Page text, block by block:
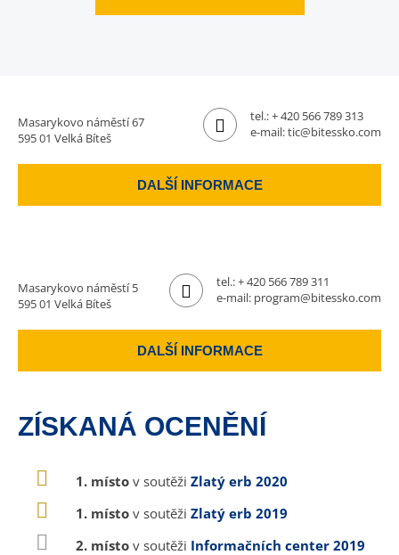
Masarykovo náměstí 67
595 01 Velká Bíteš
tel.:+ 420 566 789 313
e-mail:tic@bitessko.com
DALŠÍ INFORMACE
Masarykovo náměstí 5
595 01 Velká Bíteš
tel.:+ 420 566 789 311
e-mail: program@bitessko.com
DALŠÍ INFORMACE
ZÍSKANÁ OCENĚNÍ
1. místo v soutěži Zlatý erb 2020
1. místo v soutěži Zlatý erb 2019
2. místo v soutěži Informačních center 2019